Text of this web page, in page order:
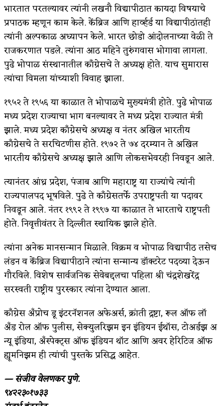
चमकदार चांदी
आदिवासींचा डॉक्टर, समाजसेवेचा ध्यास : डॉ. राहुल
जोशी
डेंग्यू: ताप उतरला म्हणजे धोका टळला असे नाही!
सुवर्ण – झळाळी
‘अर्थ’पूर्ण हास्य
अष्टपैलू : खंडू रांगणेकर
अपूर्ण कथा
बुडीच खटलं – संयुक्त कुटुंब का गरजेचं?
भारतात परतल्यावर त्यांनी लखनौ विद्यापीठात कायदा विषयाचे
प्रपाठक म्हणून काम केले. केंब्रिज आणि हार्व्हर्ड या विद्यापीठांतही
त्यांनी अल्पकाळ अध्यापन केले. भारत छोडो आंदोलनाच्या वेळी ते
राजकरणात पडले. त्यांना आठ महिने तुरुंगवास भोगावा लागला.
पुढे भोपाळ संस्थानातील काँग्रेसचे ते अध्यक्ष होते. याच सुमारास
त्यांचा विमला यांच्याशी विवाह झाला.
१९५२ ते १९५६ या काळात ते भोपाळचे मुख्यमंत्री होते. पुढे भोपाळ
मध्य प्रदेश राज्याचा भाग बनल्यावर ते मध्य प्रदेश राज्यात मंत्री
झाले. मध्य प्रदेश काँग्रेसचे अध्यक्ष व नंतर अखिल भारतीय
काँग्रेसचे ते सरचिटणीस होते. १९७२ ते ७४ दरम्यान ते अखिल
भारतीय काँग्रेसचे अध्यक्ष झाले आणि लोकसभेवरही निवडून आले.
त्यानंतर आंध्र प्रदेश, पंजाब आणि महाराष्ट्र या राज्यांचे त्यांनी
राज्यपालपद भूषविले. पुढे ते काँग्रेसतर्फे उपराष्ट्रपती या पदावर
निवडून आले. नंतर १९९२ ते १९९७ या काळात ते भारताचे राष्ट्रपती
होते. निवृत्तीवंतर ते दिल्लीत स्थायिक झाले होते.
त्यांना अनेक मानसन्मान मिळाले. विक्रम व भोपाळ विद्यापीठ तसेच
लंडन व केंब्रिज विद्यापीठाने त्यांना सन्मान्य डॉक्टरेट पदव्या देऊन
गौरविले. विशेष सार्वजनिक सेवेबद्दलचा पहिला श्री चंद्रशेखरेंद्र
सरस्वती राष्ट्रीय पुरस्कार त्यांना देण्यात आला.
काँग्रेस अँप्रोच डू इंटरनॅशनल अफेअर्स, क्रांती द्रष्टा, रूल ऑफ लॉ
अँड रोल ऑफ पुलीस, सेक्युलरिझम इन इंडियन ईथॉस, टोअर्डझ अ
न्यू इंडिया, अँस्पेक्ट्स ऑफ इंडियन थॉट आणि अवर हेरिटिज ऑफ
ह्यूमनिझम ही त्यांची पुस्तके प्रसिद्ध आहेत.
— संजीव वेलणकर पुणे.
९४२२३०१७३३